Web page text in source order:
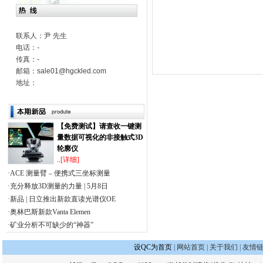
联系人：尹 先生
电话：-
传真：-
邮箱：sale01@hgckled.com
地址：
【免费测试】请查收一键测
量数据可视化的非接触式3D
轮廓仪
..[详细]
·ACE 测量臂 – 便携式三坐标测量
·充分释放3D测量的力量 | 5月8日
·新品 | 日立推出新款直读光谱仪OE
·奥林巴斯新款Vanta Elemen
·矿业分析不可缺少的“神器”
设QC为首页| 网站首页| 关于我们 友情